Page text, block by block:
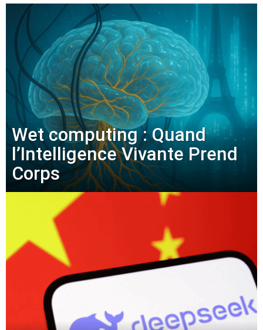
Wet computing : Quand
l’Intelligence Vivante Prend
Corps